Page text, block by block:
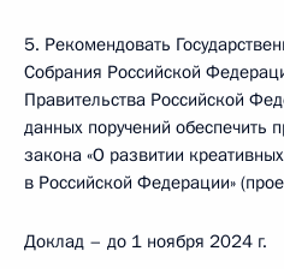
5. Рекомендовать
Собрания Российской
Правительства Российской
данных поручений обеспечить
закона «О развитии
в Российской Федерации»
Доклад – до 1 ноября 2024 г.